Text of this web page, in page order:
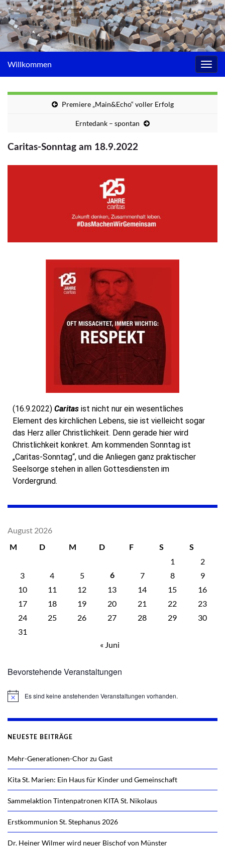
Willkommen
Premiere „Main&Echo“ voller Erfolg
Erntedank – spontan
Caritas-Sonntag am 18.9.2022
(16.9.2022) Caritas ist nicht nur ein wesentliches
Element des kirchlichen Lebens, sie ist vielleicht sogar
das Herz aller Christlichkeit. Denn gerade hier wird
Christlichkeit konkret. Am kommenden Sonntag ist
„Caritas-Sonntag“, und die Anliegen ganz praktischer
Seelsorge stehen in allen Gottesdiensten im
Vordergrund.
August 2026
M D M D F S S
1
2
3
4 5 6 7 8
9
10
11 12 13 14 15
16
17
18 19 20 21 22
23
24
25 26 27 28 29
30
31
« Juni
Bevorstehende Veranstaltungen
HinweisEs sind keine anstehenden Veranstaltungen vorhanden.
NEUESTE BEITRÄGE
Mehr-Generationen-Chor zu Gast
Kita St. Marien: Ein Haus für Kinder und Gemeinschaft
Sammelaktion Tintenpatronen KITA St. Nikolaus
Erstkommunion St. Stephanus 2026
Dr. Heiner Wilmer wird neuer Bischof von Münster